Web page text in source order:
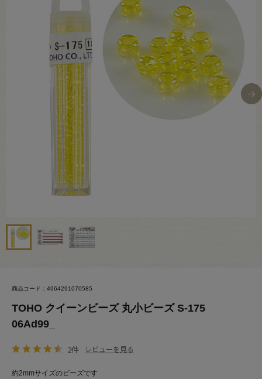
商品コード：4964291070585
TOHO クイーンビーズ 丸小ビーズ S-175
06Ad99_
2件 レビューを見る
約2mmサイズのビーズです